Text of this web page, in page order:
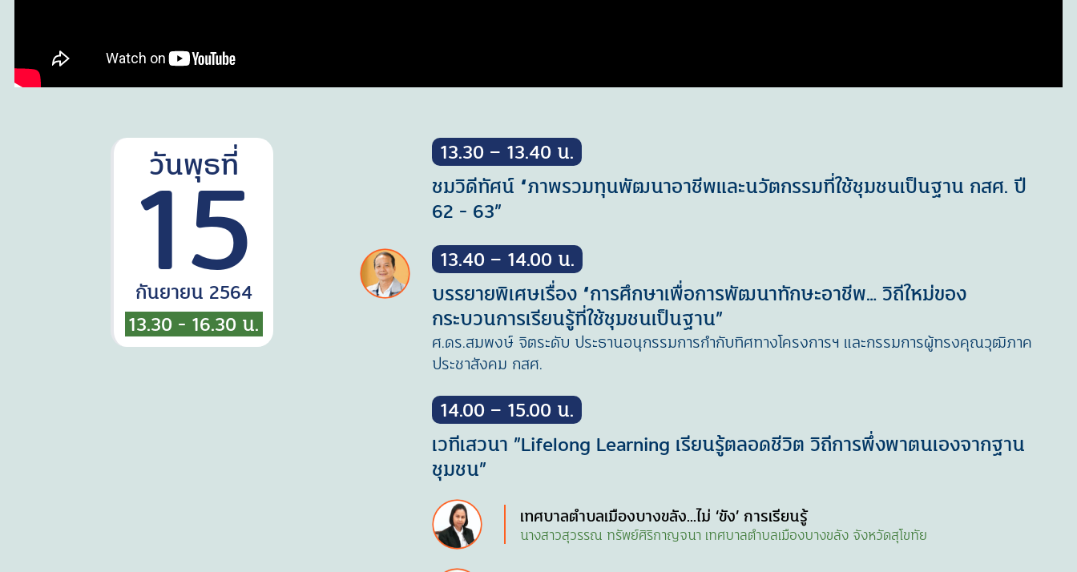
วันพุธที่
15
กันยายน 2564
13.30 - 16.30 น.
13.30 – 13.40 น.
ชมวิดีทัศน์ “ภาพรวมทุนพัฒนาอาชีพและนวัตกรรมที่ใช้ชุมชนเป็นฐาน กสศ. ปี
62 - 63”
13.40 – 14.00 น.
บรรยายพิเศษเรื่อง “การศึกษาเพื่อการพัฒนาทักษะอาชีพ… วิถีใหม่ของ
กระบวนการเรียนรู้ที่ใช้ชุมชนเป็นฐาน”
ศ.ดร.สมพงษ์ จิตระดับ ประธานอนุกรรมการกำกับทิศทางโครงการฯ และกรรมการผู้ทรงคุณวุฒิภาค
ประชาสังคม กสศ.
14.00 – 15.00 น.
เวทีเสวนา ”Lifelong Learning เรียนรู้ตลอดชีวิต วิถีการพึ่งพาตนเองจากฐาน
ชุมชน”
เทศบาลตำบลเมืองบางขลัง...ไม่ ‘ขัง’ การเรียนรู้
นางสาวสุวรรณ ทรัพย์ศิริกาญจนา เทศบาลตำบลเมืองบางขลัง จังหวัดสุโขทัย